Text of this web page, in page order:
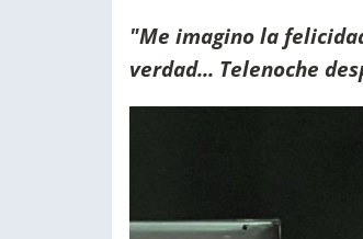
"Me imagino la
verdad... Telenoche